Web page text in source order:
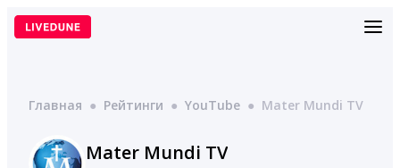
Перейти
Главная ● Рейтинги ● YouTube ● Mater Mundi TV
Mater Mundi TV